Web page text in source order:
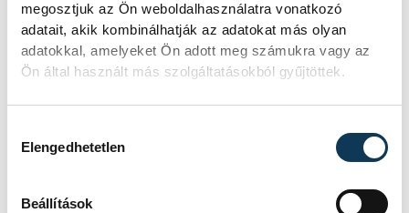
megosztjuk az Ön weboldalhasználatra vonatkozó
adatait, akik kombinálhatják az adatokat más olyan
adatokkal, amelyeket Ön adott meg számukra vagy az
Ön által használt más szolgáltatásokból gyűjtöttek.
Elengedhetetlen
Beállítások
vihette haza, a legjobb díszlettervezőnek a
Semmelweis világáért Pater Sparrowt
tartotta a zsűri. A legjobb jelmez díját
teljesítményéért, a legjobb maszk
Tündérkert - Kísértések korának.